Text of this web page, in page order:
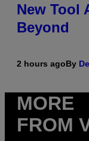
New Tool
Beyond
2 hours agoBy
MORE
FROM